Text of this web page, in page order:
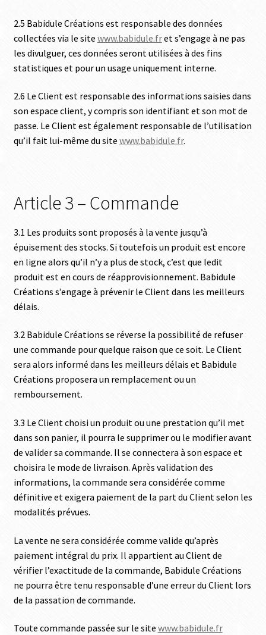
2.5 Babidule Créations est responsable des données
collectées via le site www.babidule.fret s’engage à ne pas
les divulguer, ces données seront utilisées à des fins
statistiques et pour un usage uniquement interne.
2.6 Le Client est responsable des informations saisies dans
son espace client, y compris son identifiant et son mot de
passe. Le Client est également responsable de l’utilisation
qu’il fait lui-même du site www.babidule.fr.
Article 3 – Commande
3.1 Les produits sont proposés à la vente jusqu’à
épuisement des stocks. Si toutefois un produit est encore
en ligne alors qu’il n’y a plus de stock, c’est que ledit
produit est en cours de réapprovisionnement. Babidule
Créations s’engage à prévenir le Client dans les meilleurs
délais.
3.2 Babidule Créations se réverse la possibilité de refuser
une commande pour quelque raison que ce soit. Le Client
sera alors informé dans les meilleurs délais et Babidule
Créations proposera un remplacement ou un
remboursement.
3.3 Le Client choisi un produit ou une prestation qu’il met
dans son panier, il pourra le supprimer ou le modifier avant
de valider sa commande. Il se connectera à son espace et
choisira le mode de livraison. Après validation des
informations, la commande sera considérée comme
définitive et exigera paiement de la part du Client selon les
modalités prévues.
La vente ne sera considérée comme valide qu’après
paiement intégral du prix. Il appartient au Client de
vérifier l’exactitude de la commande, Babidule Créations
ne pourra être tenu responsable d’une erreur du Client lors
de la passation de commande.
Toute commande passée sur le site www.babidule.fr